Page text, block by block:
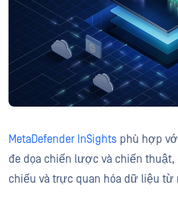
MetaDefender InSights phù hợp
đe dọa chiến lược và chiến
chiếu và trực quan hóa dữ liệu từ